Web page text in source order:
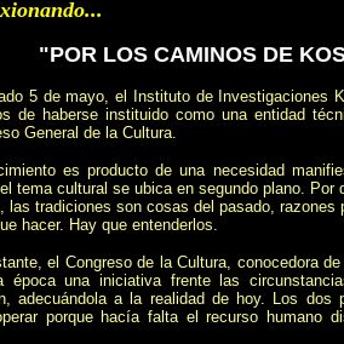
"POR LOS CAMINOS DE
5 de mayo, el Instituto de Investigaciones
de haberse instituido como una entidad
General de la Cultura.
es producto de una necesidad
tema cultural se ubica en segundo plano. Por
las tradiciones son cosas del pasado, razones
hacer. Hay que entenderlos.
el Congreso de la Cultura, conocedora
época una iniciativa frente las
adecuándola a la realidad de hoy. Los dos
porque hacía falta el recurso humano